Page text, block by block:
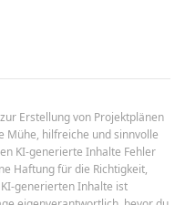
Erstellung von Projektplänen
Mühe, hilfreiche und sinnvolle
KI-generierte Inhalte Fehler
Haftung für die Richtigkeit,
generierten Inhalte ist